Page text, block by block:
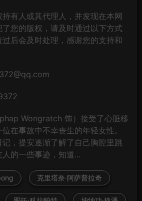
有人或其代理人，并发现在本网
您的版权，请及时通过以下方式
后会及时处理，感谢您的支持和
Wongratch 饰）接受了心脏移
在事故中不幸丧生的年轻女性。
，提安逐渐了解了自己胸腔里跳
的一些事迹，知道...
克里塔奈·阿萨普拉奇